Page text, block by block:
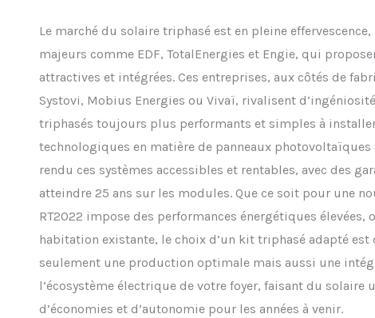
Le marché du solaire triphasé est en pleine
majeurs comme EDF, TotalEnergies et Engie, qui
attractives et intégrées. Ces entreprises, aux côtés de
Systovi, Mobius Energies ou Vivaï, rivalisent
triphasés toujours plus performants et simples à
technologiques en matière de panneaux
rendu ces systèmes accessibles et rentables, avec des
atteindre 25 ans sur les modules. Que ce soit pour une
RT2022 impose des performances énergétiques élevées,
habitation existante, le choix d’un kit triphasé adapté est
seulement une production optimale mais aussi une
l’écosystème électrique de votre foyer, faisant du solaire
d’économies et d’autonomie pour les années à venir.